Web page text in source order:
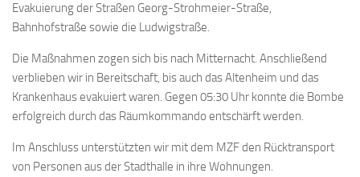
Evakuierung der Straßen Georg-Strohmeier-Straße,
Bahnhofstraße sowie die Ludwigstraße.
Die Maßnahmen zogen sich bis nach Mitternacht. Anschließend
verblieben wir in Bereitschaft, bis auch das Altenheim und das
Krankenhaus evakuiert waren. Gegen 05:30 Uhr konnte die Bombe
erfolgreich durch das Räumkommando entschärft werden.
Im Anschluss unterstützten wir mit dem MZF den Rücktransport
von Personen aus der Stadthalle in ihre Wohnungen.